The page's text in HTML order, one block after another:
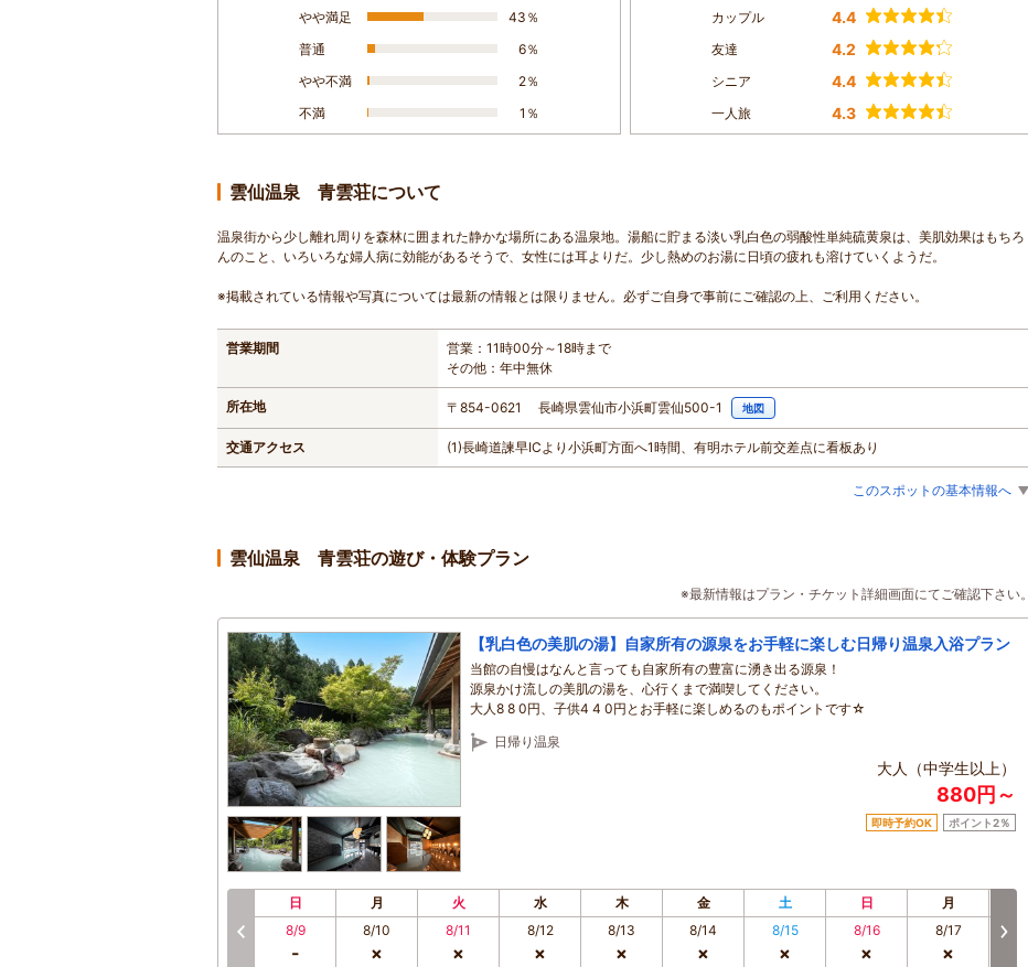
やや満足
43％
普通
6％
やや不満
2％
不満
1％
カップル 4.4
友達 4.2
シニア 4.4
一人旅 4.3
雲仙温泉 青雲荘について
温泉街から少し離れ周りを森林に囲まれた静かな場所にある温泉地。湯船に貯まる淡い乳白色の弱酸性単純硫黄泉は、美肌効果はもちろ
んのこと、いろいろな婦人病に効能があるそうで、女性には耳よりだ。少し熱めのお湯に日頃の疲れも溶けていくようだ。
※掲載されている情報や写真については最新の情報とは限りません。必ずご自身で事前にご確認の上、ご利用ください。
営業期間
営業：11時00分～18時まで
その他：年中無休
所在地 〒854-0621 長崎県雲仙市小浜町雲仙500-1 地図
交通アクセス (1)長崎道諫早ICより小浜町方面へ1時間、有明ホテル前交差点に看板あり
このスポットの基本情報へ
雲仙温泉 青雲荘の遊び・体験プラン
※最新情報はプラン・チケット詳細画面にてご確認下さい。
【乳白色の美肌の湯】自家所有の源泉をお手軽に楽しむ日帰り温泉入浴プラン
当館の自慢はなんと言っても自家所有の豊富に湧き出る源泉！
源泉かけ流しの美肌の湯を、心行くまで満喫してください。
大人8 8 0円、子供4 4 0円とお手軽に楽しめるのもポイントです☆
日帰り温泉
大人（中学生以上）
880円～
即時予約OK ポイント2％
日 月 火 水 木 金 土 日 月
8/9
-
8/10
×
8/11
×
8/12
×
8/13
×
8/14
×
8/15
×
8/16
×
8/17
×